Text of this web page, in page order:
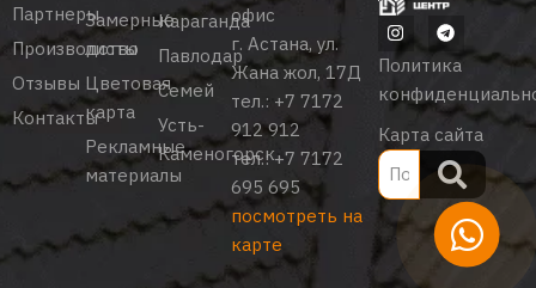
Партнеры
Производство
Отзывы
Контакты
Замерные
листы
Цветовая
карта
Рекламные
материалы
Караганда
Павлодар
Семей
Усть-
Каменогорск
офис
г. Астана, ул.
Жана жол, 17Д
тел.: +7 7172
912 912
тел.:+7 7172
695 695
посмотреть на
карте
Политика
Карта сайта